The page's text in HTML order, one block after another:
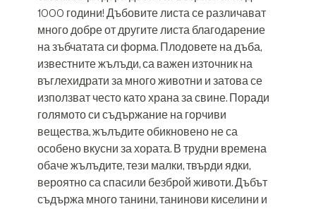
1000 години! Дъбовите листа се различават
много добре от другите листа благодарение
на зъбчатата си форма. Плодовете на дъба,
известните жълъди, са важен източник на
въглехидрати за много животни и затова се
използват често като храна за свине. Поради
голямото си съдържание на горчиви
вещества, жълъдите обикновено не са
особено вкусни за хората. В трудни времена
обаче жълъдите, тези малки, твърди ядки,
вероятно са спасили безброй животи. Дъбът
съдържа много танини, танинови киселини и